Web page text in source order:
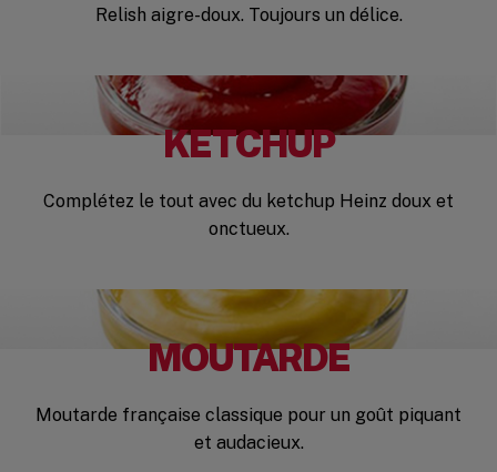
Relish aigre-doux. Toujours un délice.
KETCHUP
Complétez le tout avec du ketchup Heinz doux et
onctueux.
MOUTARDE
Moutarde française classique pour un goût piquant
et audacieux.